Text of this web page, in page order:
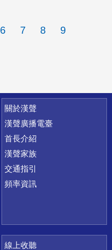
6 7 8 9
關於漢聲
漢聲廣播電臺
首長介紹
漢聲家族
交通指引
頻率資訊
線上收聽